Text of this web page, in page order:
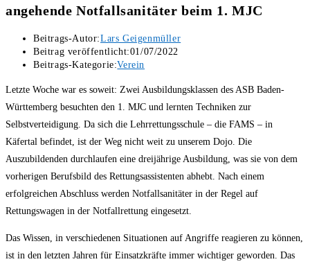
angehende Notfallsanitäter beim 1. MJC
Beitrags-Autor:Lars Geigenmüller
Beitrag veröffentlicht:01/07/2022
Beitrags-Kategorie:Verein
Letzte Woche war es soweit: Zwei Ausbildungsklassen des ASB Baden-
Württemberg besuchten den 1. MJC und lernten Techniken zur
Selbstverteidigung. Da sich die Lehrrettungsschule – die FAMS – in
Käfertal befindet, ist der Weg nicht weit zu unserem Dojo. Die
Auszubildenden durchlaufen eine dreijährige Ausbildung, was sie von dem
vorherigen Berufsbild des Rettungsassistenten abhebt. Nach einem
erfolgreichen Abschluss werden Notfallsanitäter in der Regel auf
Rettungswagen in der Notfallrettung eingesetzt.
Das Wissen, in verschiedenen Situationen auf Angriffe reagieren zu können,
ist in den letzten Jahren für Einsatzkräfte immer wichtiger geworden. Das